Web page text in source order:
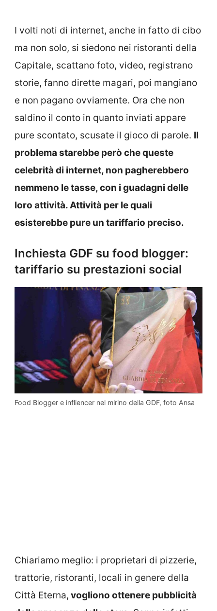
I volti noti di internet, anche in fatto di cibo
ma non solo, si siedono nei ristoranti della
Capitale, scattano foto, video, registrano
storie, fanno dirette magari, poi mangiano
e non pagano ovviamente. Ora che non
saldino il conto in quanto inviati appare
pure scontato, scusate il gioco di parole. Il
problema starebbe però che queste
celebrità di internet, non pagherebbero
nemmeno le tasse, con i guadagni delle
loro attività. Attività per le quali
esisterebbe pure un tariffario preciso.
Inchiesta GDF su food blogger:
tariffario su prestazioni social
Food Blogger e infliencer nel mirino della GDF, foto Ansa
Chiariamo meglio: i proprietari di pizzerie,
trattorie, ristoranti, locali in genere della
Città Eterna, vogliono ottenere pubblicità